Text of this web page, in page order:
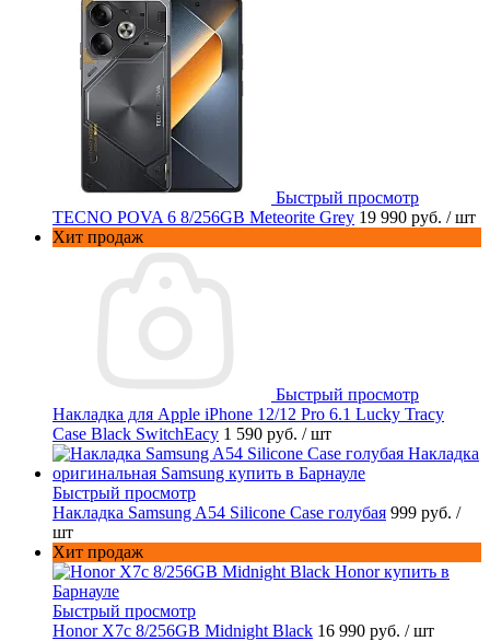
Быстрый просмотр
TECNO POVA 6 8/256GB Meteorite Grey 19 990 руб. / шт
Хит продаж
Быстрый просмотр
Накладка для Apple iPhone 12/12 Pro 6.1 Lucky Tracy
Case Black SwitchEacy 1 590 руб. / шт
Быстрый просмотр
Накладка Samsung A54 Silicone Case голубая 999 руб. /
шт
Хит продаж
Быстрый просмотр
Honor X7c 8/256GB Midnight Black 16 990 руб. / шт